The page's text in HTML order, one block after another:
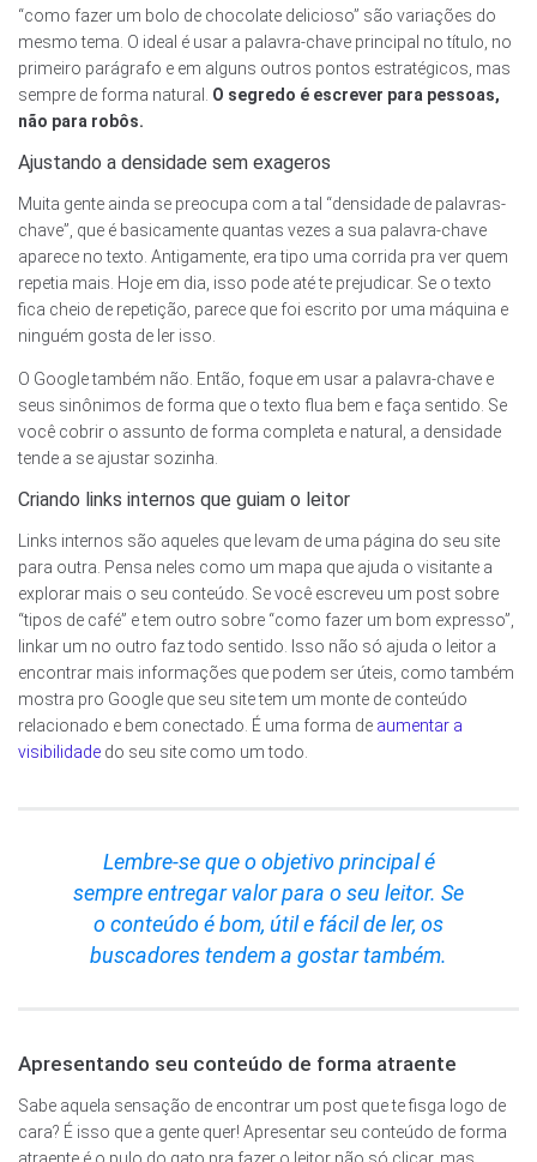
“como fazer um bolo de chocolate delicioso” são variações do
mesmo tema. O ideal é usar a palavra-chave principal no título, no
primeiro parágrafo e em alguns outros pontos estratégicos, mas
sempre de forma natural. O segredo é escrever para pessoas,
não para robôs.
Ajustando a densidade sem exageros
Muita gente ainda se preocupa com a tal “densidade de palavras-
chave”, que é basicamente quantas vezes a sua palavra-chave
aparece no texto. Antigamente, era tipo uma corrida pra ver quem
repetia mais. Hoje em dia, isso pode até te prejudicar. Se o texto
fica cheio de repetição, parece que foi escrito por uma máquina e
ninguém gosta de ler isso.
O Google também não. Então, foque em usar a palavra-chave e
seus sinônimos de forma que o texto flua bem e faça sentido. Se
você cobrir o assunto de forma completa e natural, a densidade
tende a se ajustar sozinha.
Criando links internos que guiam o leitor
Links internos são aqueles que levam de uma página do seu site
para outra. Pensa neles como um mapa que ajuda o visitante a
explorar mais o seu conteúdo. Se você escreveu um post sobre
“tipos de café” e tem outro sobre “como fazer um bom expresso”,
linkar um no outro faz todo sentido. Isso não só ajuda o leitor a
encontrar mais informações que podem ser úteis, como também
mostra pro Google que seu site tem um monte de conteúdo
relacionado e bem conectado. É uma forma de aumentar a
visibilidade do seu site como um todo.
Lembre-se que o objetivo principal é
sempre entregar valor para o seu leitor. Se
o conteúdo é bom, útil e fácil de ler, os
buscadores tendem a gostar também.
Apresentando seu conteúdo de forma atraente
Sabe aquela sensação de encontrar um post que te fisga logo de
cara? É isso que a gente quer! Apresentar seu conteúdo de forma